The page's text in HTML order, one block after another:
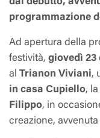
dal debutto,
programmazione
Ad apertura della
festività, giovedì 23
al Trianon Viviani,
in casa Cupiello,
Filippo, in
creazione, avvenuta